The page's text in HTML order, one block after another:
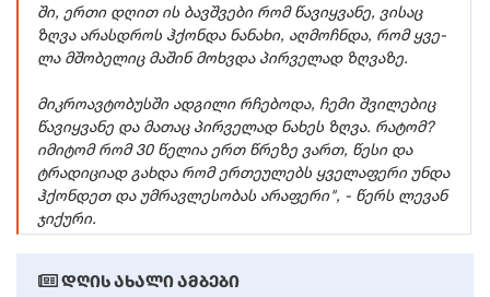
ში, ერთი დღით ის ბავ­შვე­ბი რომ წა­ვიყ­ვა­ნე, ვი­საც
ზღვა არას­დროს ჰქონ­და ნა­ნა­ხი, აღ­მოჩ­ნდა, რომ ყვე­
ლა მშო­ბე­ლიც მა­შინ მოხ­ვდა პირ­ვე­ლად ზღვა­ზე.
მიკ­რო­ავ­ტო­ბუს­ში ად­გი­ლი რჩე­ბო­და, ჩემი შვი­ლე­ბიც
წა­ვიყ­ვა­ნე და მა­თაც პირ­ვე­ლად ნა­ხეს ზღვა. რა­ტომ?
იმი­ტომ რომ 30 წე­ლია ერთ წრე­ზე ვართ, წესი და
ტრა­დი­ცი­ად გახ­და რომ ერ­თე­უ­ლებს ყვე­ლა­ფე­რი უნდა
ჰქონ­დეთ და უმ­რავ­ლე­სო­ბას არა­ფე­რი", - წერს ლევან
ჯიქური.
დღის ახალი ამბები